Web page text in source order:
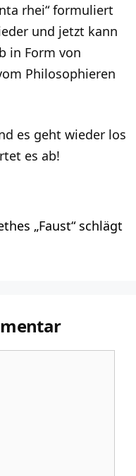
rhei“ formuliert
und jetzt kann
in Form von
Philosophieren
es geht wieder los
es ab!
„Faust“ schlägt